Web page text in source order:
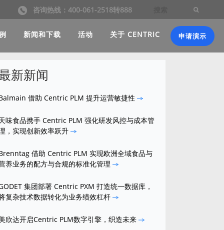
咨询热线：400-061-2518转888
新闻和下载 活动 关于 CENTRIC 申请演示
新新闻
借助 Centric PLM 提升运营敏捷性
味食品携手 Centric PLM 强化研发风控与成本管
，实现创新效率跃升
借助 Centric PLM 实现欧洲全域食品与
养业务的配方与合规的标准化管理
集团部署 Centric PXM 打造统一数据库，
复杂技术数据转化为业务绩效杠杆
欣达开启Centric PLM数字引擎，织造未来